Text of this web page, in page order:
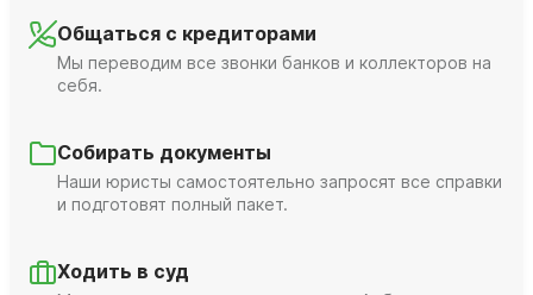
Общаться с кредиторами
Мы переводим все звонки банков и коллекторов на
себя.
Собирать документы
Наши юристы самостоятельно запросят все справки
и подготовят полный пакет.
Ходить в суд